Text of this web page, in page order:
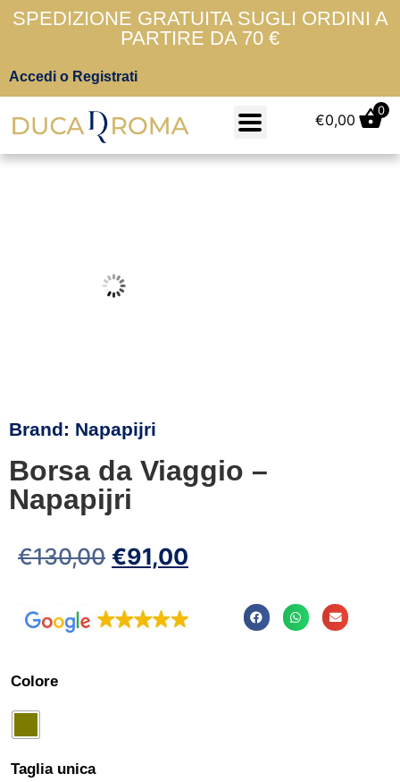
SPEDIZIONE GRATUITA SUGLI ORDINI A
PARTIRE DA 70 €
Accedi o Registrati
€0,00
0
Brand: Napapijri
Borsa da Viaggio –
Napapijri
€130,00 €91,00
Colore
Taglia unica